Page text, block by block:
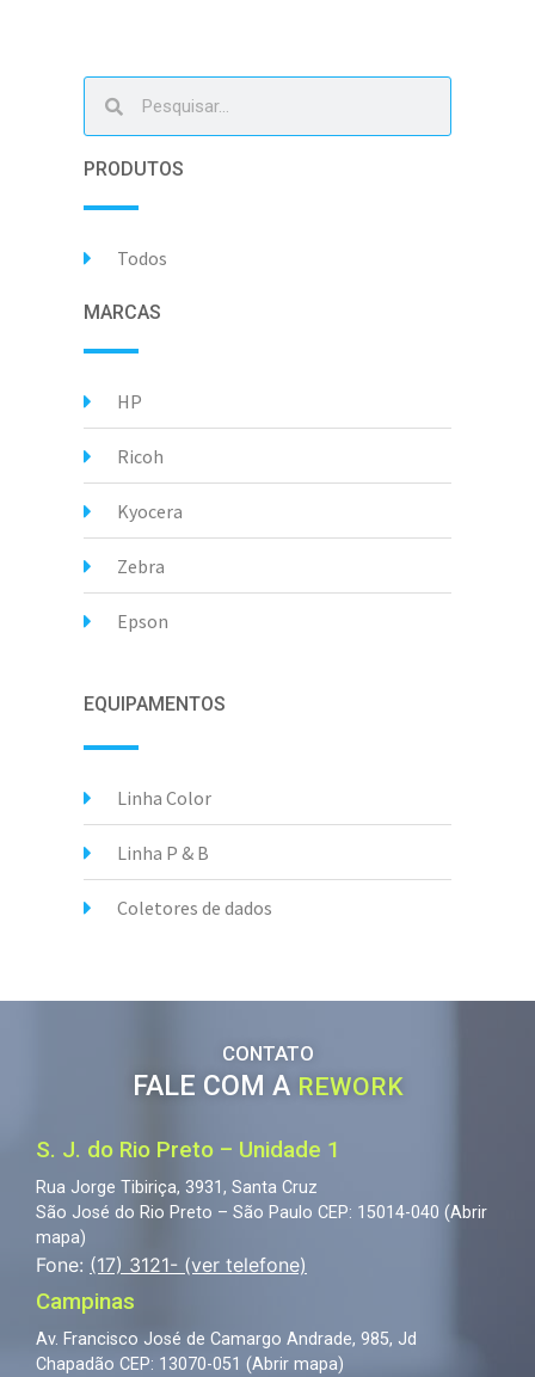
PRODUTOS
Todos
MARCAS
HP
Ricoh
Kyocera
Zebra
Epson
EQUIPAMENTOS
Linha Color
Linha P & B
Coletores de dados
CONTATO
FALE COM A REWORK
S. J. do Rio Preto – Unidade 1
Rua Jorge Tibiriça, 3931, Santa Cruz
São José do Rio Preto – São Paulo CEP: 15014-040 (Abrir
mapa)
Fone: (17) 3121- (ver telefone)
Campinas
Av. Francisco José de Camargo Andrade, 985, Jd
Chapadão CEP: 13070-051 (Abrir mapa)